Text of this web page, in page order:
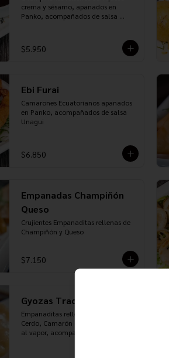
crema y sésamo, apanados en
Panko, acompañados de salsa
$5.950
Ebi Furai
Camarones Ecuatorianos apanados
en Panko, acompañados de salsa
Unagui
$6.850
Empanadas Champiñón
Queso
Crujientes Empanaditas rellenas de
Champiñón y Queso
$7.150
Gyozas Tradicionales
Empanaditas rellenas de Pollo,
Cerdo, Camarón o Verduras, cocidas
al vapor, acompañadas de salsa